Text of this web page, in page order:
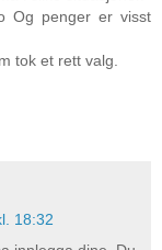
Og penger er visst
tok et rett valg.
18:32